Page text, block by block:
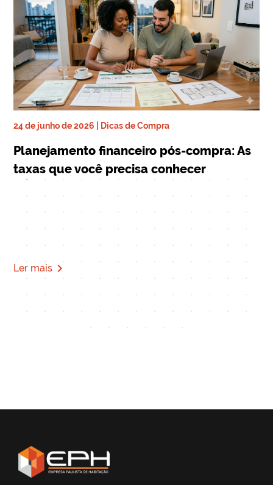
24 de junho de 2026 | Dicas de Compra
Planejamento financeiro pós-compra: As
taxas que você precisa conhecer
Ler mais navigate_next